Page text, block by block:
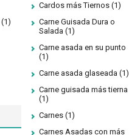
(1)
Cardos más Tiernos (1)
Carne Guisada Dura o
Salada (1)
Carne asada en su punto
(1)
Carne asada glaseada (1)
Carne guisada más tierna
(1)
Carnes (1)
Carnes Asadas con más